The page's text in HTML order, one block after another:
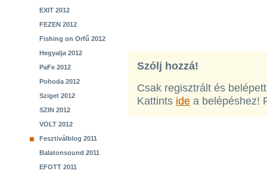
EXIT 2012
FEZEN 2012
Fishing on Orfű 2012
Hegyalja 2012
PaFe 2012
Pohoda 2012
Sziget 2012
SZIN 2012
VOLT 2012
Fesztiválblog 2011
Balatonsound 2011
EFOTT 2011
Szólj hozzá!
Csak regisztrált és
Kattints ide a belépéshez!